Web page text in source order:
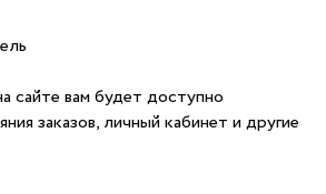
сайте вам будет доступно
заказов, личный кабинет и другие